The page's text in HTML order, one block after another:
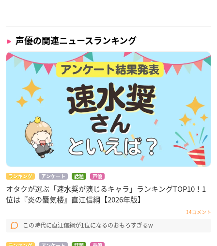
声優の関連ニュースランキング
ランキング アンケート 話題 声優
オタクが選ぶ「速水奨が演じるキャラ」ランキングTOP10！1
位は『炎の蜃気楼』直江信綱【2026年版】
14コメント
この時代に直江信綱が1位になるのおもろすぎるw